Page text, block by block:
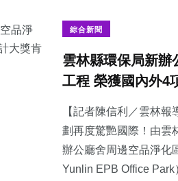
綜合新聞
雲林縣環保局新辦
工程 榮獲國內外4
【記者陳信利／雲林
劃再度驚艷國際！由雲
辦公廳舍周邊空品淨化
Yunlin EPB Office